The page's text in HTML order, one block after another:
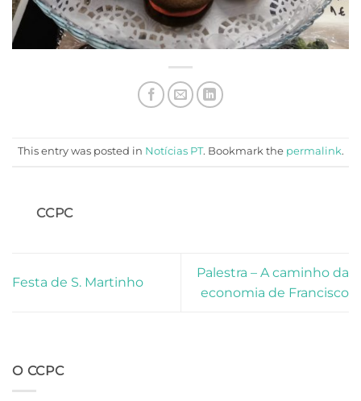
This entry was posted in Notícias PT. Bookmark the permalink.
CCPC
Festa de S. Martinho
Palestra – A caminho da
economia de Francisco
O CCPC